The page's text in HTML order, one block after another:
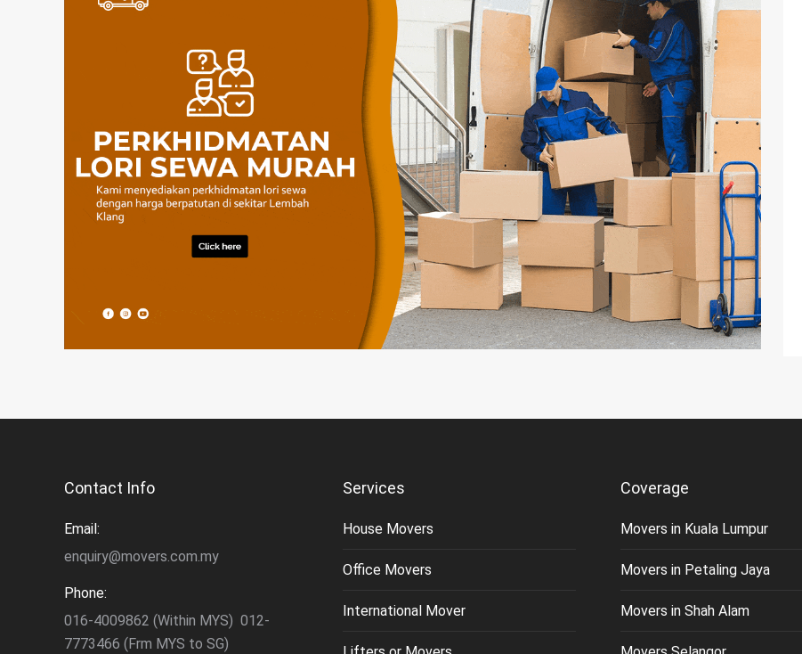
Contact Info
Email:
enquiry@movers.com.my
Phone:
016-4009862 (Within MYS) 012-
7773466 (Frm MYS to SG)
Services
House Movers
Office Movers
International Mover
Coverage
Movers in Kuala Lumpur
Movers in Petaling Jaya
Movers in Shah Alam